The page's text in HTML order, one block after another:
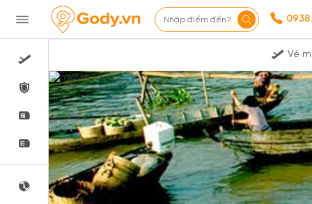
Nhập điểm đến?
Vé